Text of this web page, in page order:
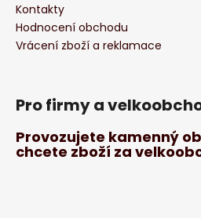
Kontakty
Hodnocení obchodu
Vrácení zboží a reklamace
Pro firmy a
Provozujete kamenný
chcete zboží za